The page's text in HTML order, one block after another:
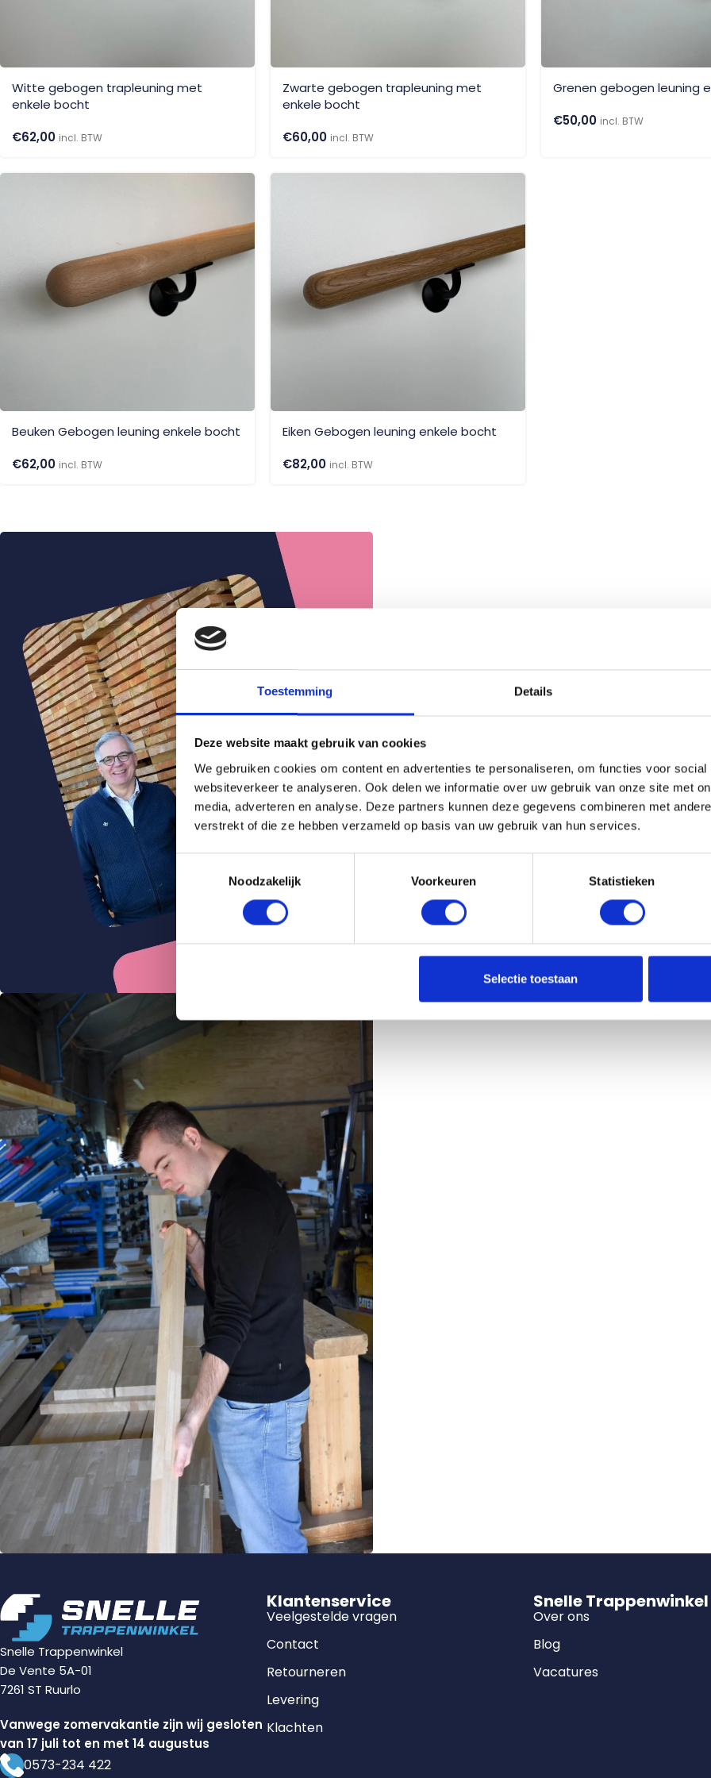
Toestemming Details
Deze website maakt gebruik van cookies
We gebruiken cookies om content en advertenties te personaliseren, om functies voor
websiteverkeer te analyseren. Ook delen we informatie over uw gebruik van onze site met
media, adverteren en analyse. Deze partners kunnen deze gegevens combineren met
verstrekt of die ze hebben verzameld op basis van uw gebruik van hun services.
Noodzakelijk
Voorkeuren Statistieken
Selectie toestaan
Witte gebogen trapleuning met
enkele bocht
€62,00 incl. BTW
Zwarte gebogen trapleuning met
enkele bocht
€60,00 incl. BTW
Grenen gebogen leuning
€50,00 incl. BTW
Beuken Gebogen leuning enkele bocht
€62,00 incl. BTW
Eiken Gebogen leuning enkele bocht
€82,00 incl. BTW
Snelle Trappenwinkel
De Vente 5A-01
7261 ST Ruurlo
Vanwege zomervakantie zijn wij gesloten
van 17 juli tot en met 14 augustus
0573-234 422
Klantenservice
Veelgestelde vragen
Contact
Retourneren
Levering
Klachten
Snelle Trappenwinkel
Over ons
Blog
Vacatures